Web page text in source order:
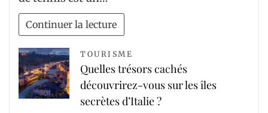
de
tennis
Continuer la lecture
TOURISME
Quelles trésors cachés
découvrirez-vous sur les îles
secrètes d’Italie ?